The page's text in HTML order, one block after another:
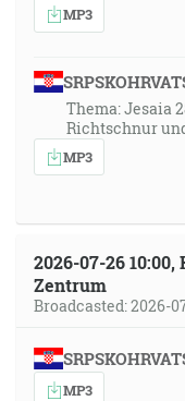
MP3
Thema: Jesaia
Richtschnur
MP3
2026-07-26
Zentrum
Broadcasted: 2026-
MP3